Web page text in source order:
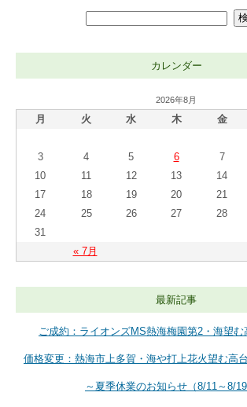
カレンダー
2026年8月
月 火 水 木 金
« 7月
3
4 5 6 7
10
11 12 13 14
17
18 19 20 21
24
25 26 27 28
31
最新記事
ご成約：ライオンズMS熱海梅園第2・海望む
価格変更：熱海市上多賀・海や打上花火望む高
～夏季休業のお知らせ（8/11～8/